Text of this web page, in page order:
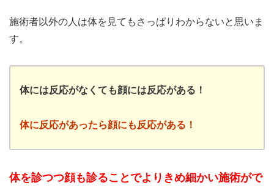
施術者以外の人は体を見てもさっぱりわからないと思いま
す。
体には反応がなくても顔には反応がある！
体に反応があったら顔にも反応がある！
体を診つつ顔も診ることでよりきめ細かい施術がで